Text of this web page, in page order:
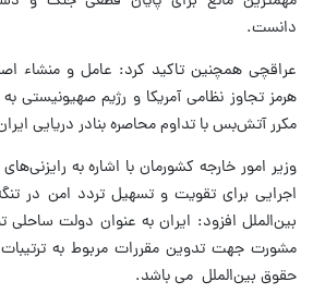
دانست.
عراقچی همچنین تاکید کرد: عامل و منشاء
هرمز تجاوز نظامی آمریکا و رژیم صهیونیستی
مکرر آتش‌بس با تداوم محاصره بنادر دریایی
وزیر امور خارجه کشورمان با اشاره به
اجرایی برای تقویت و تسهیل تردد امن در
بین‌الملل افزود: ایران به عنوان دولت ساحلی
مشورت جهت تدوین مقررات مربوط به
حقوق بین‌الملل می باشد.